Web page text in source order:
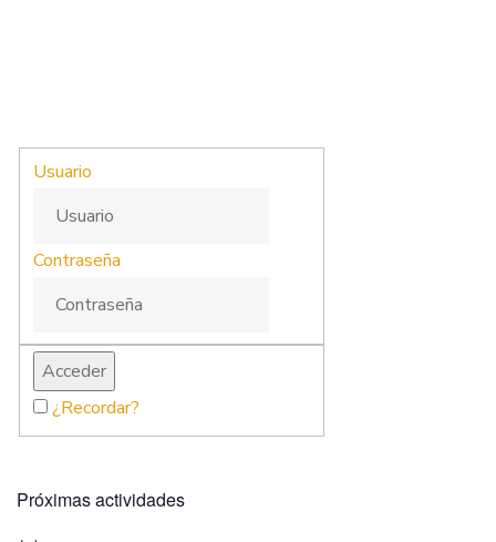
Usuario
Contraseña
¿Recordar?
Próximas actividades